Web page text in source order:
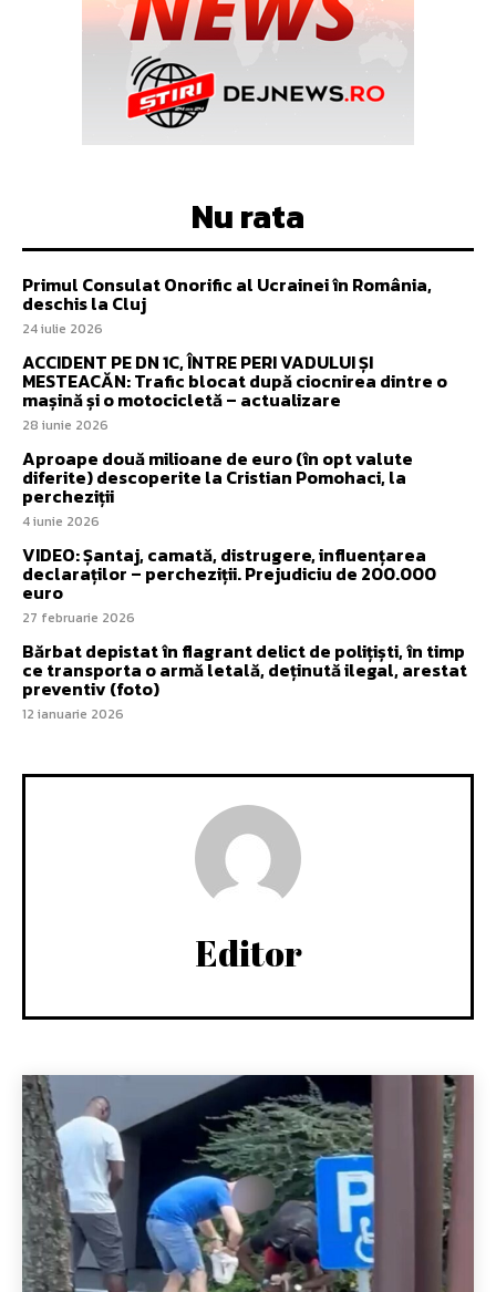
Nu rata
Primul Consulat Onorific al Ucrainei în România,
deschis la Cluj
24 iulie 2026
ACCIDENT PE DN 1C, ÎNTRE PERI VADULUI ȘI
MESTEACĂN: Trafic blocat după ciocnirea dintre o
mașină și o motocicletă – actualizare
28 iunie 2026
Aproape două milioane de euro (în opt valute
diferite) descoperite la Cristian Pomohaci, la
percheziții
4 iunie 2026
VIDEO: Șantaj, camată, distrugere, influențarea
declaraților – percheziții. Prejudiciu de 200.000
euro
27 februarie 2026
Bărbat depistat în flagrant delict de polițiști, în timp
ce transporta o armă letală, deținută ilegal, arestat
preventiv (foto)
12 ianuarie 2026
Editor